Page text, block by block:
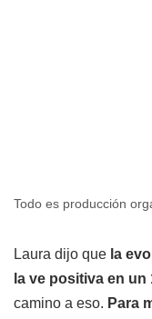
Todo es producción
Laura dijo que la
la ve positiva en un
camino a eso. Para